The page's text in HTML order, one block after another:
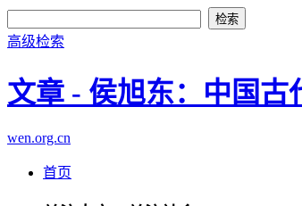
高级检索
文章 - 侯旭东：中国古
wen.org.cn
首页